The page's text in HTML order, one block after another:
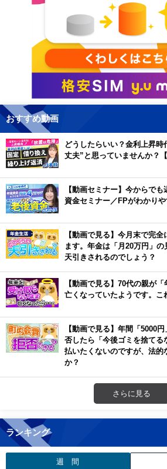
おすすめ動画
どうしたらいい？金利上昇時
丈夫”と思っていませんか？
【動画セミナー】今からで
資金セミナー／FPがわかりや
【動画で見る】今月末で完
ます。年金は「月20万円」
天引きされるのでしょう？
【動画で見る】70代の親が
亡くなっていたようです。
【動画で見る】年間「5000
否したら「今後ゴミを捨てる
払いたくないのですが、法的
か？
さらに見る
ランキング
週 間